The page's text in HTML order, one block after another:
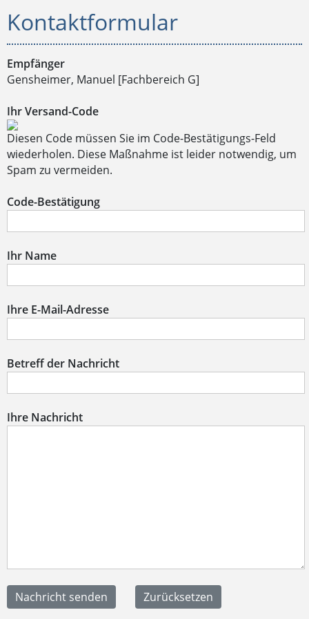
Kontaktformular
Empfänger
Gensheimer, Manuel [Fachbereich G]
Ihr Versand-Code
Diesen Code müssen Sie im Code-Bestätigungs-Feld
wiederholen. Diese Maßnahme ist leider notwendig, um
Spam zu vermeiden.
Code-Bestätigung
Ihr Name
Ihre E-Mail-Adresse
Betreff der Nachricht
Ihre Nachricht